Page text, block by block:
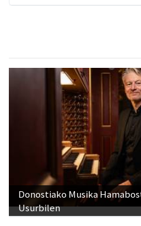
Donostiako Musika
Usurbilen